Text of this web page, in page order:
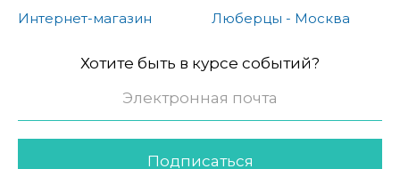
Интернет-магазин
Люберцы - Москва
Хотите быть в курсе событий?
Подписаться